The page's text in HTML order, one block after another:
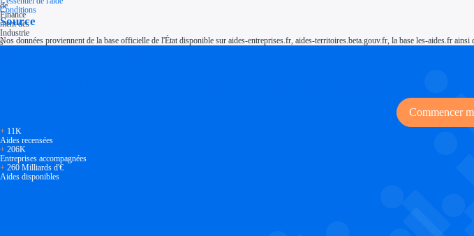
Conditions
Source
Nos données proviennent de la base officielle de l'État disponible sur aides-entreprises.fr, aides-territoires.beta.gouv.fr, la base les-aides.fr
Commencer
+ 11K
Aides recensées
+ 206K
Entreprises accompagnées
+ 260 Milliards d'€
Aides disponibles